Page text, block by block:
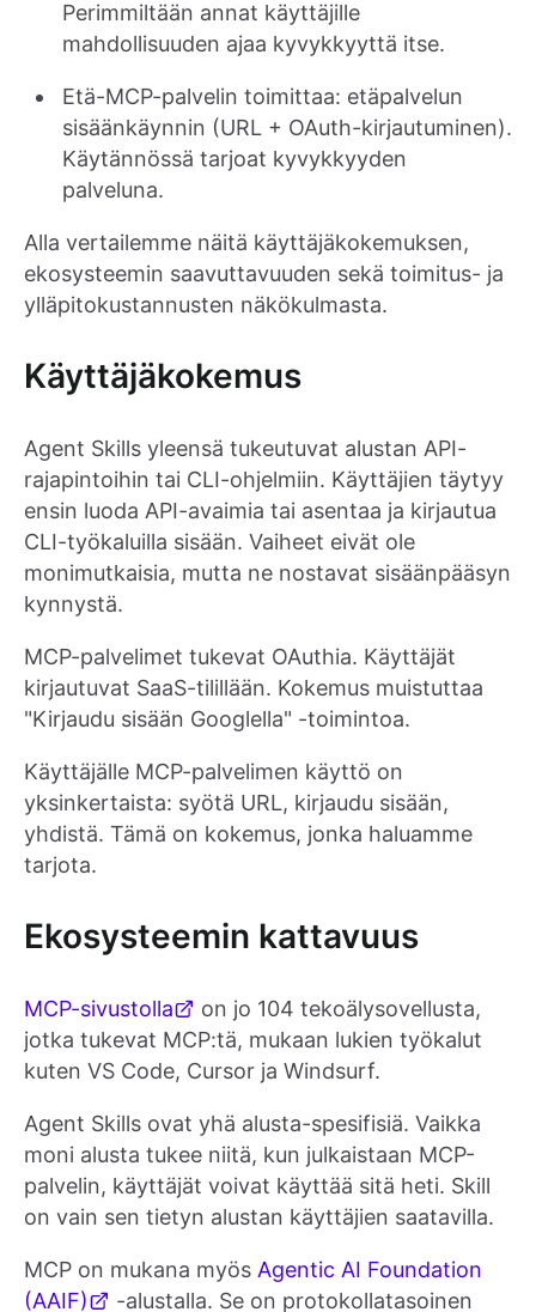
Perimmiltään annat käyttäjille
mahdollisuuden ajaa kyvykkyyttä itse.
Etä-MCP-palvelin toimittaa: etäpalvelun
sisäänkäynnin (URL + OAuth-kirjautuminen).
Käytännössä tarjoat kyvykkyyden
palveluna.
Alla vertailemme näitä käyttäjäkokemuksen,
ekosysteemin saavuttavuuden sekä toimitus- ja
ylläpitokustannusten näkökulmasta.
Käyttäjäkokemus
Agent Skills yleensä tukeutuvat alustan API-
rajapintoihin tai CLI-ohjelmiin. Käyttäjien täytyy
ensin luoda API-avaimia tai asentaa ja kirjautua
CLI-työkaluilla sisään. Vaiheet eivät ole
monimutkaisia, mutta ne nostavat sisäänpääsyn
kynnystä.
MCP-palvelimet tukevat OAuthia. Käyttäjät
kirjautuvat SaaS-tilillään. Kokemus muistuttaa
"Kirjaudu sisään Googlella" -toimintoa.
Käyttäjälle MCP-palvelimen käyttö on
yksinkertaista: syötä URL, kirjaudu sisään,
yhdistä. Tämä on kokemus, jonka haluamme
tarjota.
Ekosysteemin kattavuus
MCP-sivustolla
on jo 104 tekoälysovellusta,
jotka tukevat MCP:tä, mukaan lukien työkalut
kuten VS Code, Cursor ja Windsurf.
Agent Skills ovat yhä alusta-spesifisiä. Vaikka
moni alusta tukee niitä, kun julkaistaan MCP-
palvelin, käyttäjät voivat käyttää sitä heti. Skill
on vain sen tietyn alustan käyttäjien saatavilla.
MCP on mukana myös Agentic AI Foundation
(AAIF)
-alustalla. Se on protokollatasoinen